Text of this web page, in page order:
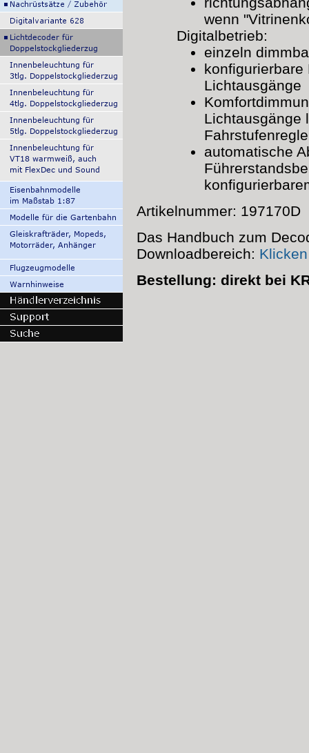
wenn
Digitalbetrieb:
einzeln
konfigurierbare
Lichtausgänge
Lichtausgänge
automatische
Artikelnummer: 197170D
Das Handbuch zum
Downloadbereich: Klicken
Bestellung: direkt bei